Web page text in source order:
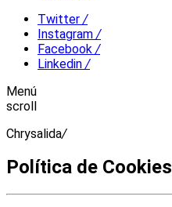
Twitter /
Instagram /
Facebook /
Linkedin /
Menú
scroll
Chrysalida/
Política de Cookies